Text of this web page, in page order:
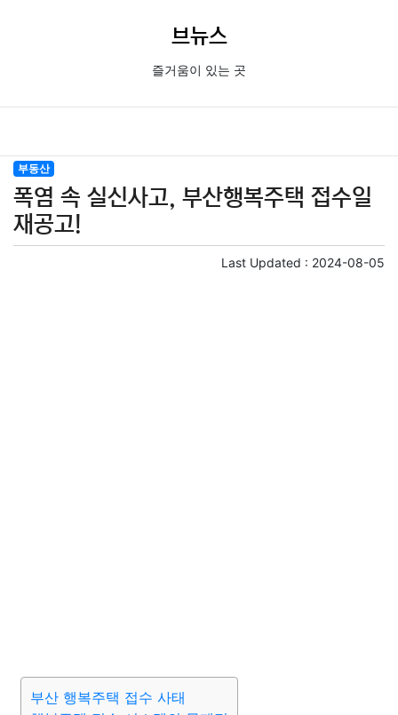
브뉴스
즐거움이 있는 곳
부동산
폭염 속 실신사고, 부산행복주택 접수일
재공고!
Last Updated : 2024-08-05
부산 행복주택 접수 사태